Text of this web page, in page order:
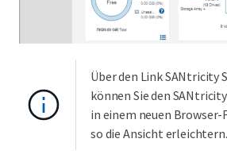
Über den Link SANtricity
können Sie den
in einem neuen
so die Ansicht erleichtern.